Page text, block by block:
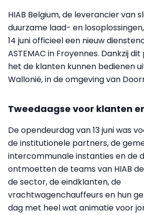
HIAB Belgium, de leverancier van
duurzame laad- en
14 juni officieel een nieuw
ASTEMAC in Froyennes. Dankzij
het de klanten kunnen bedienen
Wallonië, in de omgeving van
Tweedaagse voor klanten
De opendeurdag van 13 juni was
de institutionele partners, de
intercommunale instanties en de
ontmoetten de teams van HIAB
de sector, de eindklanten, de
vrachtwagenchauffeurs en hun
dag met heel wat animatie voor